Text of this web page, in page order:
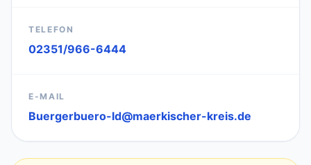
TELEFON
02351/966-6444
E-MAIL
Buergerbuero-ld@maerkischer-kreis.de